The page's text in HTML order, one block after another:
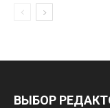
ВЫБОР